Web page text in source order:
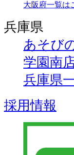
大阪府一覧は
兵庫県
あそび
学園南
兵庫県
採用情報